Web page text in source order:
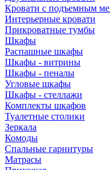
Кровати с подъемным
Интерьерные кровати
Прикроватные тумбы
Шкафы
Распашные шкафы
Шкафы - витрины
Шкафы - пеналы
Угловые шкафы
Шкафы - стеллажи
Комплекты шкафов
Туалетные столики
Зеркала
Комоды
Спальные гарнитуры
Матрасы